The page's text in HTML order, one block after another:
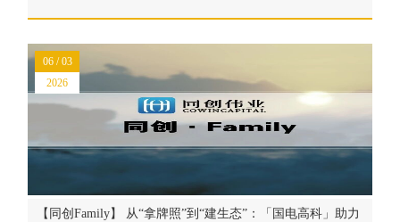
【同创Family】 从“拿牌照”到“建生态”：「国电高科」助力
06 / 03
2026